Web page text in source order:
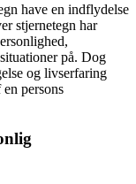
have en indflydelse
stjernetegn har
på. Dog
og livserfaring
persons